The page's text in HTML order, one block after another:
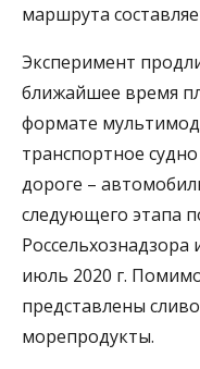
маршрута
Эксперимент
ближайшее время
формате
транспортное
дороге –
следующего этапа
июль 2020 г.
представлены
морепродукты.